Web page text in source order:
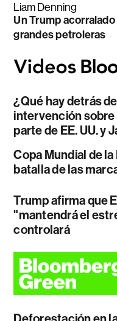
Liam Denning
Un Trump
grandes petroleras
¿Qué hay detrás
intervención sobre
parte de EE. UU. y
Copa Mundial de la
batalla de las
Trump afirma que
"mantendrá el
controlará